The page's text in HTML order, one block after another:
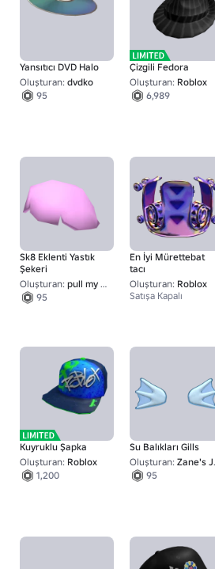
Yansıtıcı DVD Halo
Oluşturan: dvdko
95
Çizgili Fedora
Oluşturan: Roblox
6,989
Sk8 Eklenti Yastık
Şekeri
Oluşturan: pull my finger
95
En İyi Mürettebat
tacı
Oluşturan: Roblox
Satışa Kapalı
Kuyruklu Şapka
Oluşturan: Roblox
1,200
Su Balıkları Gills
Oluşturan: Zane's Junkyard
95